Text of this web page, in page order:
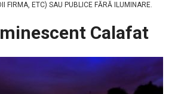
FIRMA, ETC) SAU PUBLICE FĂRĂ ILUMINARE.
Calafat